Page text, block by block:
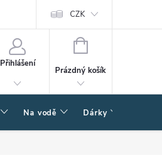
CZK
Přihlášení
NÁKUPNÍ
Prázdný košík
Na vodě Dárky